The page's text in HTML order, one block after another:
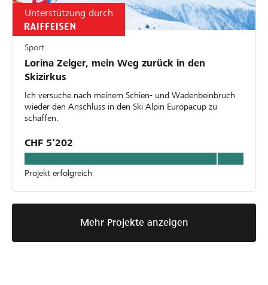
Unterstützung durch
Sport
Lorina Zelger, mein Weg zurück in den
Skizirkus
Ich versuche nach meinem Schien- und Wadenbeinbruch
wieder den Anschluss in den Ski Alpin Europacup zu
schaffen.
CHF 5’202
Projekt erfolgreich
Mehr Projekte anzeigen